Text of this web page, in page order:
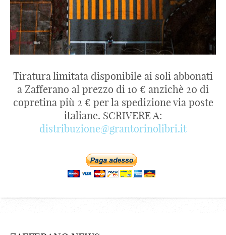
Tiratura limitata disponibile ai soli abbonati
a Zafferano al prezzo di 10 € anzichè 20 di
copretina più 2 € per la spedizione via poste
italiane. SCRIVERE A:
distribuzione@grantorinolibri.it